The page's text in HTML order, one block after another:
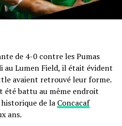
de 4-0 contre les Pumas
au Lumen Field, il était évident
avaient retrouvé leur forme.
été battu au même endroit
de la Concacaf
ans.